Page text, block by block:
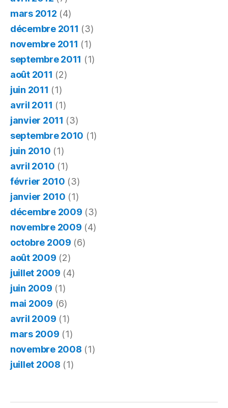
mars 2012 (4)
décembre 2011 (3)
novembre 2011 (1)
septembre 2011 (1)
août 2011 (2)
juin 2011 (1)
avril 2011 (1)
janvier 2011 (3)
septembre 2010 (1)
juin 2010 (1)
avril 2010 (1)
février 2010 (3)
janvier 2010 (1)
décembre 2009 (3)
novembre 2009 (4)
octobre 2009 (6)
août 2009 (2)
juillet 2009 (4)
juin 2009 (1)
mai 2009 (6)
avril 2009 (1)
mars 2009 (1)
novembre 2008 (1)
juillet 2008 (1)